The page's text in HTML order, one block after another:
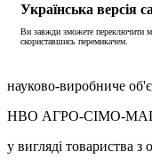
Українська версія
Ви завжди зможете переключити
скориставшись перемикачем.
науково-виробниче
НВО АГРО-СІМО-
у вигляді товариства